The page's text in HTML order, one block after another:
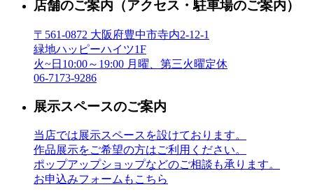
店舗のご案内 （アクセス・駐車場のご案内）
〒561-0872 大阪府豊中市寺内2-12-1
緑地ハッピーハイツ1F
火~日10:00～19:00 月曜、第三火曜定休
06-7173-9286
展示スペースのご案内
当店では展示スペースを設けております。
作品展示をご希望の方はご利用ください。
ポップアップショップなどのご相談も承ります。
お申込みフォームもこちら